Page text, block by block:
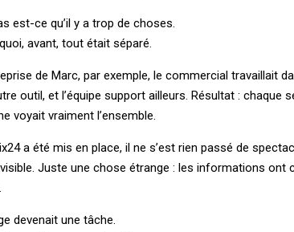
est-ce qu’il y a trop de choses.
avant, tout était séparé.
de Marc, par exemple, le commercial travaillait
outil, et l’équipe support ailleurs. Résultat : chaque
voyait vraiment l’ensemble.
a été mis en place, il ne s’est rien passé de
Juste une chose étrange : les informations ont
devenait une tâche.